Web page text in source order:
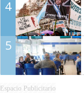
4
5
Espacio Publicitario